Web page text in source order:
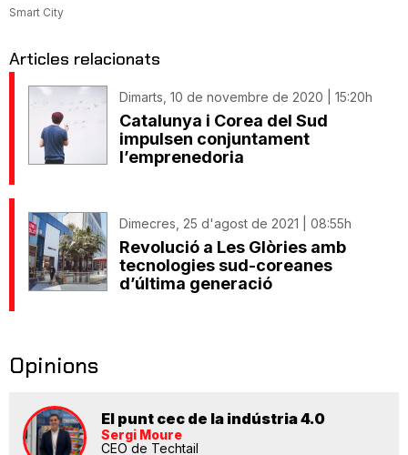
Smart City
Articles relacionats
Dimarts, 10 de novembre de 2020 | 15:20h
Catalunya i Corea del Sud
impulsen conjuntament
l’emprenedoria
Dimecres, 25 d'agost de 2021 | 08:55h
Revolució a Les Glòries amb
tecnologies sud-coreanes
d’última generació
Opinions
El punt cec de la indústria 4.0
Sergi Moure
CEO de Techtail